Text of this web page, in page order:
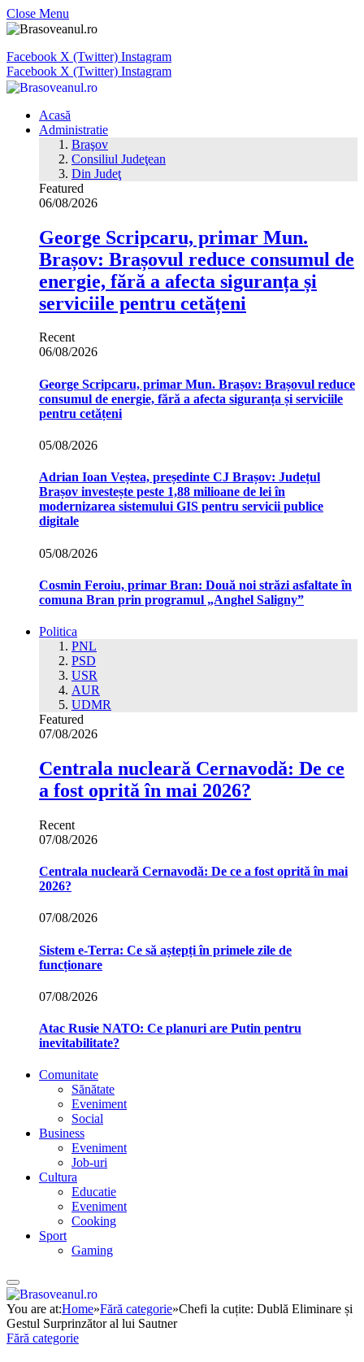
Close Menu
Facebook X (Twitter) Instagram
Facebook X (Twitter) Instagram
Acasă
Administratie
Braşov
Consiliul Judeţean
Din Judeţ
Featured
06/08/2026
George Scripcaru, primar Mun.
Brașov: Brașovul reduce consumul de
energie, fără a afecta siguranța și
serviciile pentru cetățeni
Recent
06/08/2026
George Scripcaru, primar Mun. Brașov: Brașovul reduce
consumul de energie, fără a afecta siguranța și serviciile
pentru cetățeni
05/08/2026
Adrian Ioan Veștea, președinte CJ Brașov: Județul
Brașov investește peste 1,88 milioane de lei în
modernizarea sistemului GIS pentru servicii publice
digitale
05/08/2026
Cosmin Feroiu, primar Bran: Două noi străzi asfaltate în
comuna Bran prin programul „Anghel Saligny”
Politica
PNL
PSD
USR
AUR
UDMR
Featured
07/08/2026
Centrala nucleară Cernavodă: De ce
a fost oprită în mai 2026?
Recent
07/08/2026
Centrala nucleară Cernavodă: De ce a fost oprită în mai
2026?
07/08/2026
Sistem e-Terra: Ce să aștepți în primele zile de
funcționare
07/08/2026
Atac Rusie NATO: Ce planuri are Putin pentru
inevitabilitate?
Comunitate
Sănătate
Eveniment
Social
Business
Eveniment
Job-uri
Cultura
Educatie
Eveniment
Cooking
Sport
Gaming
You are at:Home»Fără categorie»Chefi la cuțite: Dublă Eliminare și
Gestul Surprinzător al lui Sautner
Fără categorie